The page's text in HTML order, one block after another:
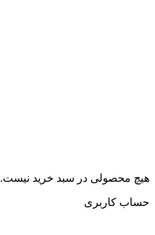
هیچ محصولی در سبد خرید نیست.
حساب کاربری